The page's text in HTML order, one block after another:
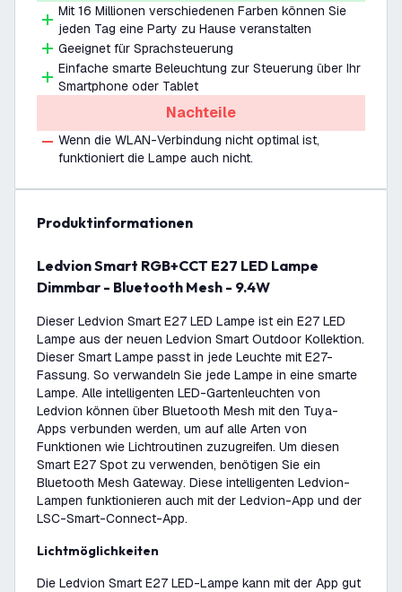
Mit 16 Millionen verschiedenen Farben können Sie
jeden Tag eine Party zu Hause veranstalten
Geeignet für Sprachsteuerung
Einfache smarte Beleuchtung zur Steuerung über Ihr
Smartphone oder Tablet
Nachteile
Wenn die WLAN-Verbindung nicht optimal ist,
funktioniert die Lampe auch nicht.
Produktinformationen
Ledvion Smart RGB+CCT E27 LED Lampe
Dimmbar - Bluetooth Mesh - 9.4W
Dieser Ledvion Smart E27 LED Lampe ist ein E27 LED
Lampe aus der neuen Ledvion Smart Outdoor Kollektion.
Dieser Smart Lampe passt in jede Leuchte mit E27-
Fassung. So verwandeln Sie jede Lampe in eine smarte
Lampe. Alle intelligenten LED-Gartenleuchten von
Ledvion können über Bluetooth Mesh mit den Tuya-
Apps verbunden werden, um auf alle Arten von
Funktionen wie Lichtroutinen zuzugreifen. Um diesen
Smart E27 Spot zu verwenden, benötigen Sie ein
Bluetooth Mesh Gateway. Diese intelligenten Ledvion-
Lampen funktionieren auch mit der Ledvion-App und der
LSC-Smart-Connect-App.
Lichtmöglichkeiten
Die Ledvion Smart E27 LED-Lampe kann mit der App gut